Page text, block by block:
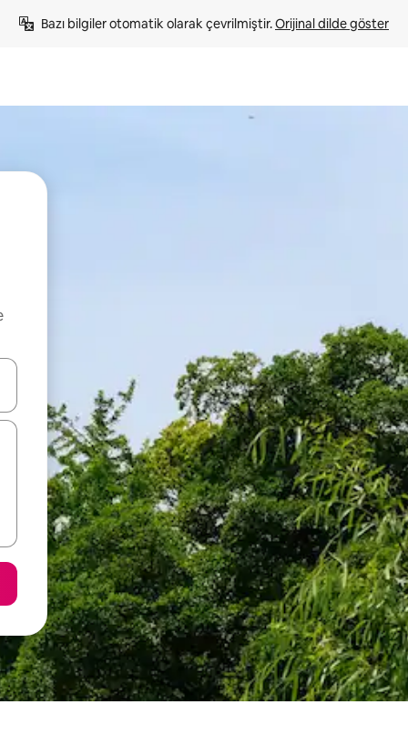
Bazı bilgiler otomatik olarak çevrilmiştir. Orijinal dilde göster
gezinin veya dokunarak ya da kaydırma hareketleriyle